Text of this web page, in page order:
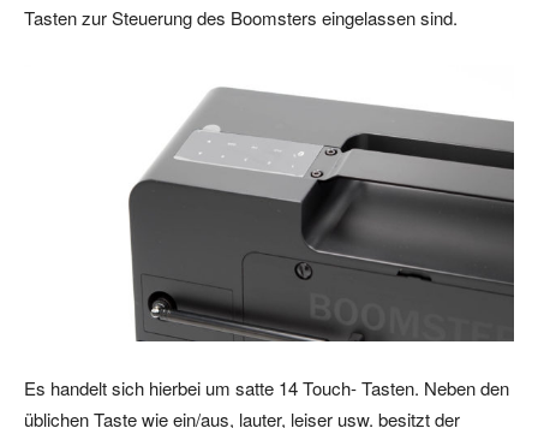
Tasten zur Steuerung des Boomsters eingelassen sind.
Es handelt sich hierbei um satte 14 Touch- Tasten. Neben den
üblichen Taste wie ein/aus, lauter, leiser usw. besitzt der